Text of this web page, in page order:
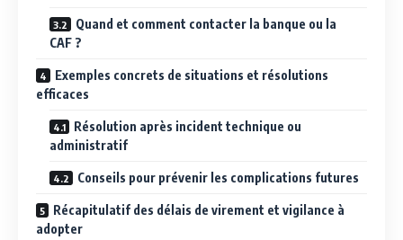
Quand et comment contacter la banque ou la
CAF ?
Exemples concrets de situations et résolutions
efficaces
Résolution après incident technique ou
administratif
Conseils pour prévenir les complications futures
Récapitulatif des délais de virement et vigilance à
adopter